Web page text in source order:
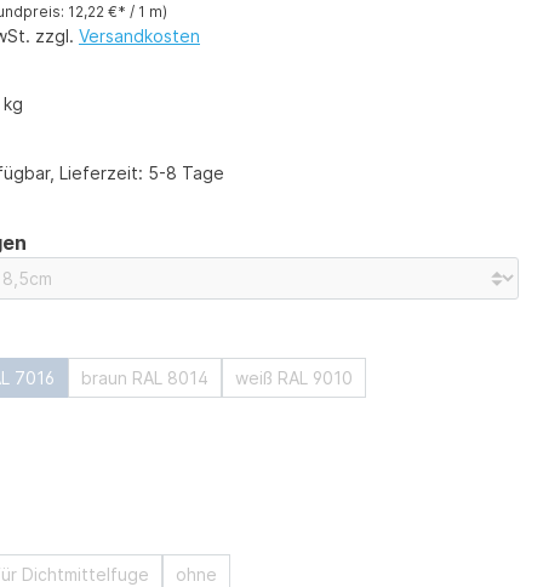
12,22 €* / 1 m)
zzgl. Versandkosten
kg
Lieferzeit: 5-8 Tage
7016 braun RAL 8014 weiß RAL 9010
Dichtmittelfuge ohne